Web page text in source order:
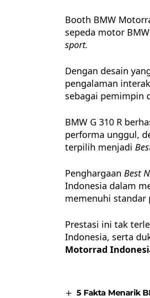
Booth BMW
sepeda motor
sport.
Dengan desain
pengalaman
sebagai pemimpin
BMW G 310 R
performa unggul,
terpilih menjadi
Penghargaan Best
Indonesia dalam
memenuhi standar
Prestasi ini tak
Indonesia, serta
Motorrad
5 Fakta Menarik